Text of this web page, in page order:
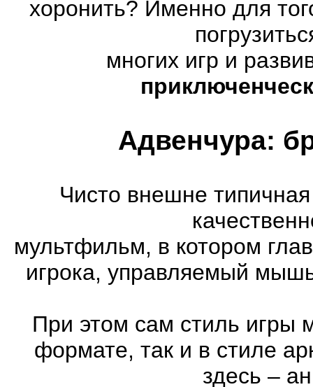
хоронить? Именно для
многих игр и
Адвенчура:
Чисто внешне
мультфильм, в котором
игрока, управляемый
При этом сам стиль игры
формате, так и в стиле
здесь –